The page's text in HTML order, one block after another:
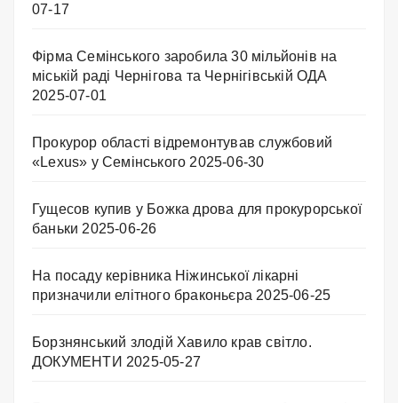
07-17
Фірма Семінського заробила 30 мільйонів на
міській раді Чернігова та Чернігівській ОДА
2025-07-01
Прокурор області відремонтував службовий
«Lexus» у Семінського 2025-06-30
Гущесов купив у Божка дрова для прокурорської
баньки 2025-06-26
На посаду керівника Ніжинської лікарні
призначили елітного браконьєра 2025-06-25
Борзнянський злодій Хавило крав світло.
ДОКУМЕНТИ 2025-05-27